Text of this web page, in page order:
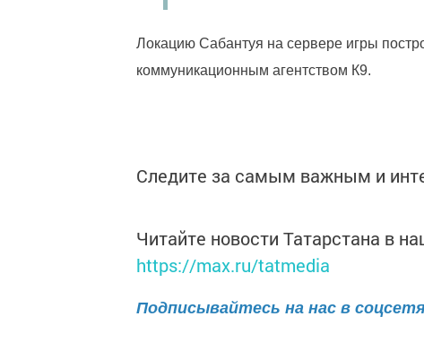
Локацию Сабантуя на сервере игры
коммуникационным агентством К9.
Следите за самым важным и
Читайте новости Татарстана в
https://max.ru/tatmedia
Подписывайтесь на нас в